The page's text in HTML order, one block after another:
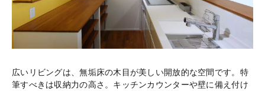
広いリビングは、無垢床の木目が美しい開放的な空間です。特
筆すべきは収納力の高さ。キッチンカウンターや壁に備え付け